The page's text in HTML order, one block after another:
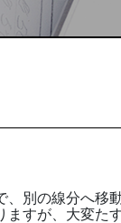
別の線分へ移
すが、大変た